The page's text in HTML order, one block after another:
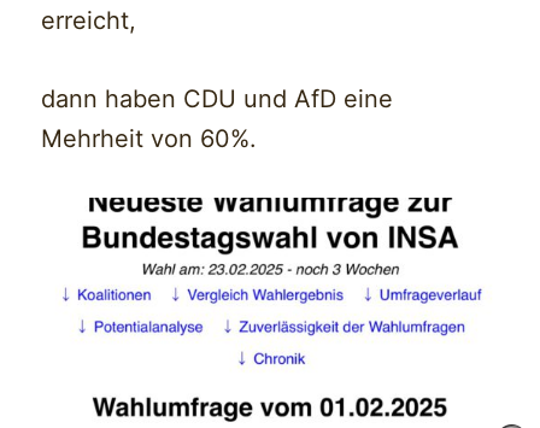
erreicht,
dann haben CDU und AfD eine
Mehrheit von 60%.